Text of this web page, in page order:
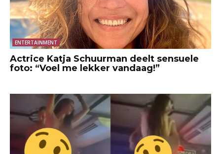
ENTERTAINMENT
Actrice Katja Schuurman deelt sensuele
foto: “Voel me lekker vandaag!”